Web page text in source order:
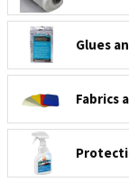
Glues
Fabrics